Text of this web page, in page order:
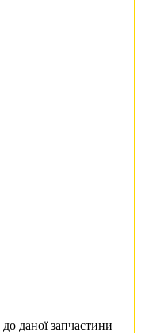
даної запчастини